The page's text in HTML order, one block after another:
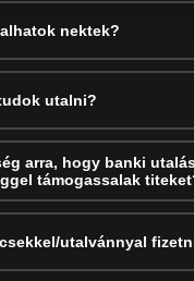
nektek?
utalni?
arra, hogy banki
támogassalak
utalvánnyal